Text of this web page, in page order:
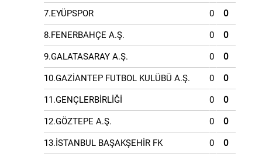
7.EYÜPSPOR 0 0
8.FENERBAHÇE A.Ş. 0 0
9.GALATASARAY A.Ş. 0 0
10.GAZİANTEP FUTBOL KULÜBÜ A.Ş. 0 0
11.GENÇLERBİRLİĞİ 0 0
12.GÖZTEPE A.Ş. 0 0
13.İSTANBUL BAŞAKŞEHİR FK 0 0